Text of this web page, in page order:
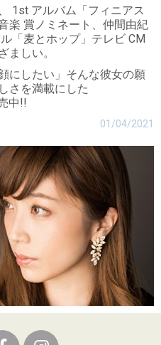
1st アルバム「フィニアス
楽 賞ノミネート、仲間由紀
「麦とホップ」テレビ CM
ましい。
にしたい」そんな彼女の願
さを満載にした
中!!
01/04/2021